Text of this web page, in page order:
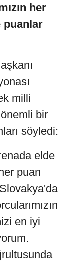
her
puanlar
milli
bir
söyledi:
elde
puan
en iyi